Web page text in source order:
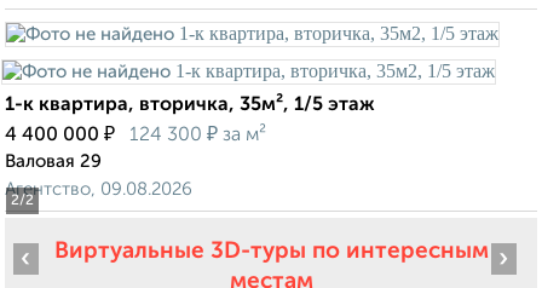
2/2
1-к квартира, вторичка, 35м², 1/5 этаж
4 400 000 ₽ 124 300 ₽ за м²
Валовая 29
Агентство, 09.08.2026
Виртуальные 3D-туры по интересным
местам
‹ ›